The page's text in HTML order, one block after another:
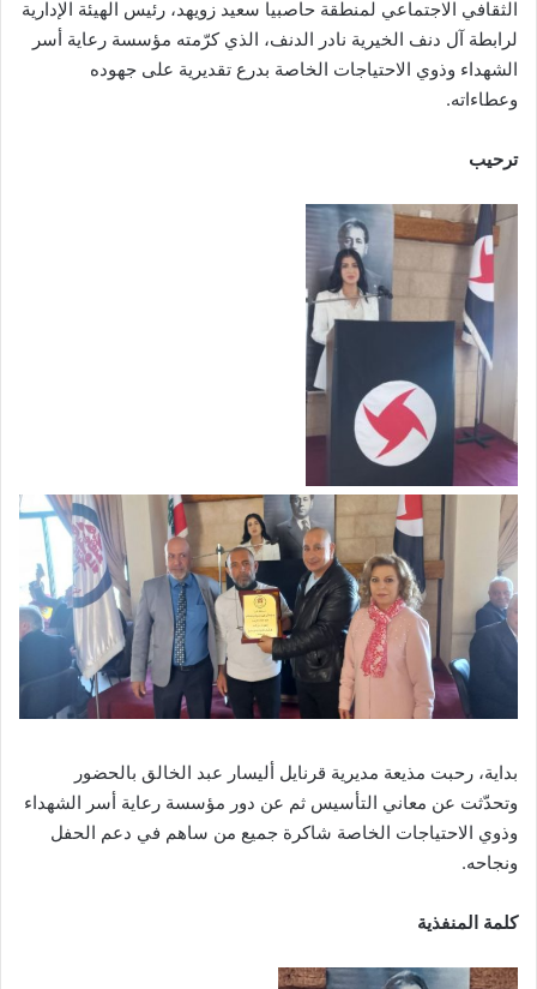
الثقافي الاجتماعي لمنطقة حاصبيا سعيد زويهد، رئيس الهيئة الإدارية
لرابطة آل دنف الخيرية نادر الدنف، الذي كرّمته مؤسسة رعاية أسر
الشهداء وذوي الاحتياجات الخاصة بدرع تقديرية على جهوده
وعطاءاته.
ترحيب
بداية، رحبت مذيعة مديرية قرنايل أليسار عبد الخالق بالحضور
وتحدّثت عن معاني التأسيس ثم عن دور مؤسسة رعاية أسر الشهداء
وذوي الاحتياجات الخاصة شاكرة جميع من ساهم في دعم الحفل
ونجاحه.
كلمة المنفذية